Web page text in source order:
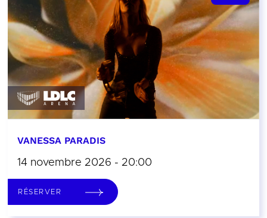
VANESSA PARADIS
14 novembre 2026 - 20:00
RÉSERVER